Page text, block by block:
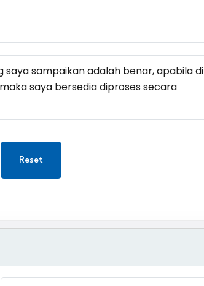
sampaikan adalah benar, apabila di
saya bersedia diproses secara
Reset